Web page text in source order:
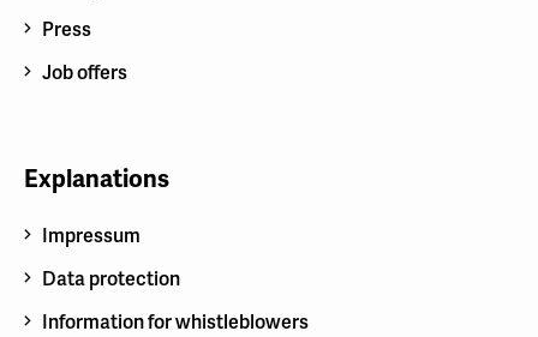
Press
Job offers
Explanations
Impressum
Data protection
Information for whistleblowers